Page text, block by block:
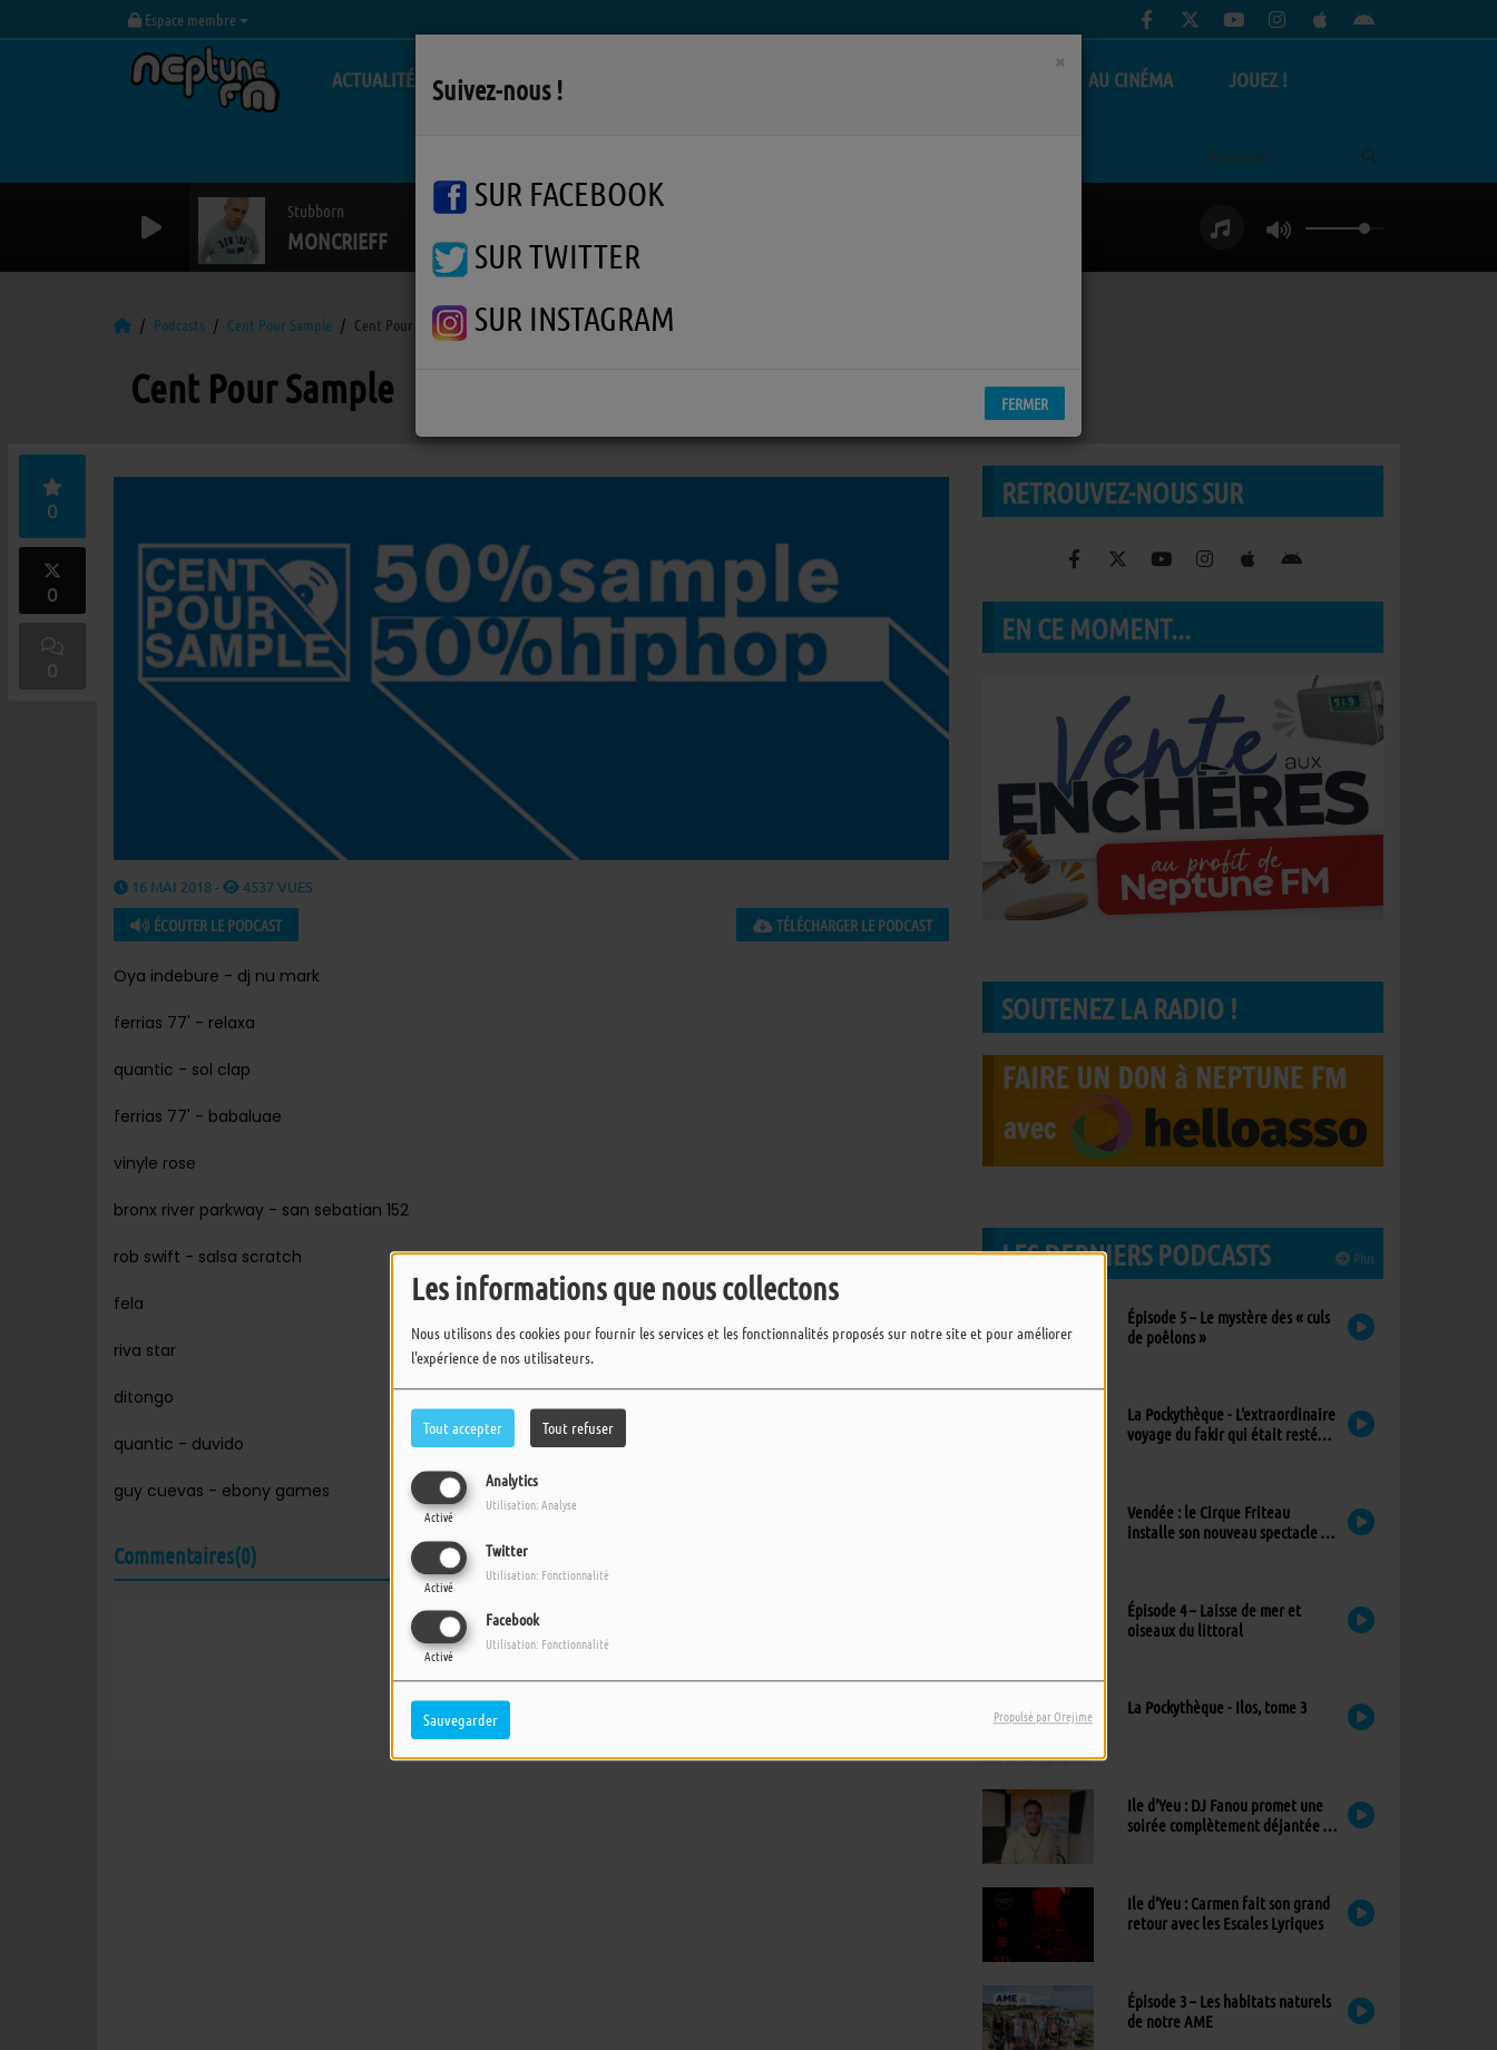
Les informations que nous collectons
Nous utilisons des cookies pour fournir les services et les fonctionnalités proposés sur notre site et pour améliorer
l'expérience de nos utilisateurs.
Tout accepter Tout refuser
Analytics
Activé
Utilisation: Analyse
Twitter
Activé
Utilisation: Fonctionnalité
Facebook
Activé
Utilisation: Fonctionnalité
Sauvegarder Propulsé par Orejime
Espace membre
ACTUALITÉS LA RADIO AU CINÉMA JOUEZ !
Stubborn
MONCRIEFF
Podcasts Cent Pour Sample Cent Pour Sample
Cent Pour Sample
0
0
0
16 MAI 2018 - 4537 VUES
ÉCOUTER LE PODCAST TÉLÉCHARGER LE PODCAST
Oya indebure - dj nu mark
ferrias 77' - relaxa
quantic - sol clap
ferrias 77' - babaluae
vinyle rose
bronx river parkway - san sebatian 152
rob swift - salsa scratch
fela
riva star
ditongo
quantic - duvido
guy cuevas - ebony games
Commentaires(0)
Connectez-vous pour commenter cet article
SE CONNECTER
RETROUVEZ-NOUS SUR
EN CE MOMENT...
SOUTENEZ LA RADIO !
Plus
LES DERNIERS PODCASTS
Épisode 5 – Le mystère des « culs
de poêlons »
La Pockythèque - L'extraordinaire
voyage du fakir qui était resté
Vendée : le Cirque Friteau
installe son nouveau spectacle à
Épisode 4 – Laisse de mer et
oiseaux du littoral
La Pockythèque - Ilos, tome 3
Ile d’Yeu : DJ Fanou promet une
soirée complètement déjantée à
Ile d’Yeu : Carmen fait son grand
retour avec les Escales Lyriques
Épisode 3 – Les habitats naturels
de notre AME
×
Suivez-nous !
SUR FACEBOOK
SUR TWITTER
SUR INSTAGRAM
FERMER